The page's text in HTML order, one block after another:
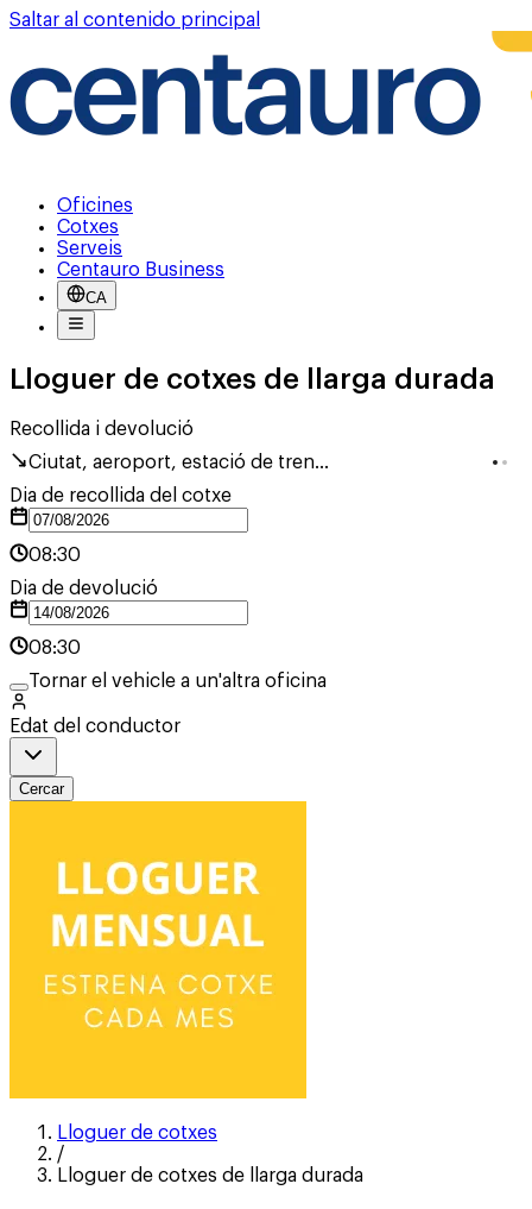
Saltar al contenido principal
Oficines
Cotxes
Serveis
Centauro Business
CA
Lloguer de cotxes de llarga durada
Recollida i devolució
Ciutat, aeroport, estació de tren...
Dia de recollida del cotxe
08:30
Dia de devolució
08:30
Tornar el vehicle a un'altra oficina
Edat del conductor
Cercar
Lloguer de cotxes
/
Lloguer de cotxes de llarga durada